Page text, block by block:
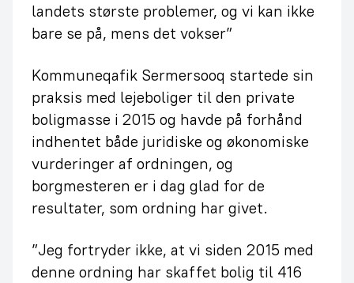
landets største problemer, og vi kan ikke
bare se på, mens det vokser”
Kommuneqafik Sermersooq startede sin
praksis med lejeboliger til den private
boligmasse i 2015 og havde på forhånd
indhentet både juridiske og økonomiske
vurderinger af ordningen, og
borgmesteren er i dag glad for de
resultater, som ordning har givet.
”Jeg fortryder ikke, at vi siden 2015 med
denne ordning har skaffet bolig til 416